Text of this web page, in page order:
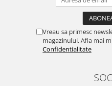
Vreau sa primesc
magazinului. Afla mai
Confidentialitate